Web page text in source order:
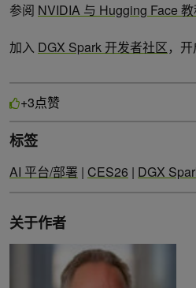
参阅 NVIDIA 与 Hugging Face
加入 DGX Spark 开发者社区，开
+3点赞
标签
AI 平台/部署 | CES26 | DGX
关于作者